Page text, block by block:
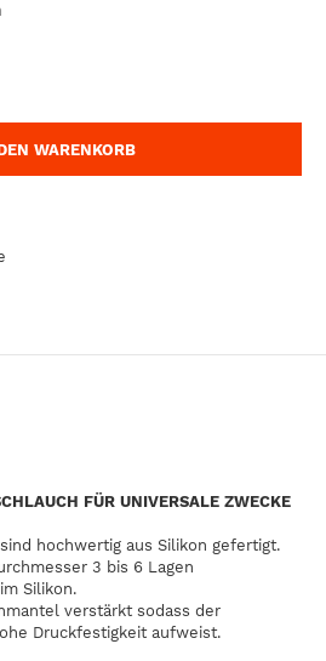
WARENKORB
FÜR UNIVERSALE ZWECKE
hochwertig aus Silikon gefertigt.
3 bis 6 Lagen
Silikon.
verstärkt sodass der
Druckfestigkeit aufweist.